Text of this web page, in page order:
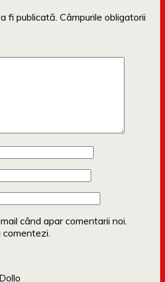
fi publicată. Câmpurile obligatorii
când apar comentarii noi.
comentezi.